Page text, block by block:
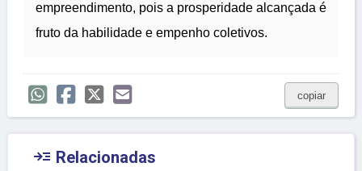
empreendimento, pois a prosperidade alcançada é
fruto da habilidade e empenho coletivos.
copiar
 Relacionadas